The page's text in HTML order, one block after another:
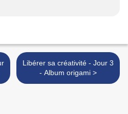
Libérer sa créativité - Jour 3
- Album origami >